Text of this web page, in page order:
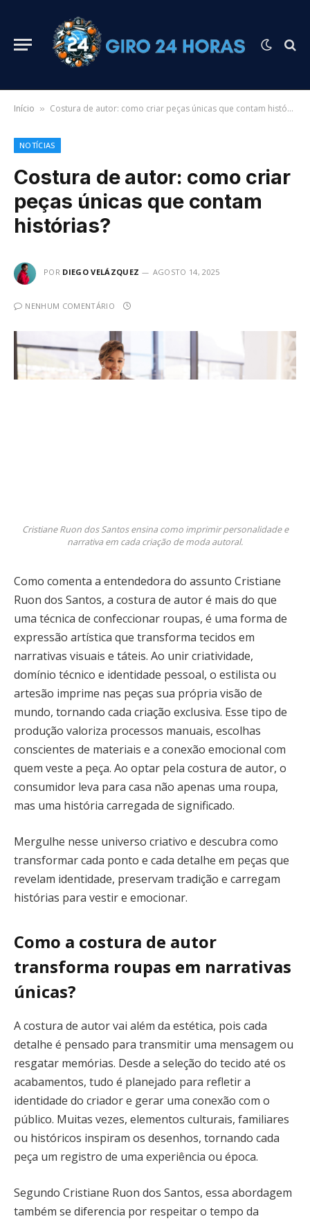
Início » Costura de autor: como criar peças únicas que contam histórias?
NOTÍCIAS
Costura de autor: como criar
peças únicas que contam
histórias?
POR DIEGO VELÁZQUEZ AGOSTO 14, 2025
NENHUM COMENTÁRIO
Cristiane Ruon dos Santos ensina como imprimir personalidade e
narrativa em cada criação de moda autoral.
Como comenta a entendedora do assunto Cristiane
Ruon dos Santos, a costura de autor é mais do que
uma técnica de confeccionar roupas, é uma forma de
expressão artística que transforma tecidos em
narrativas visuais e táteis. Ao unir criatividade,
domínio técnico e identidade pessoal, o estilista ou
artesão imprime nas peças sua própria visão de
mundo, tornando cada criação exclusiva. Esse tipo de
produção valoriza processos manuais, escolhas
conscientes de materiais e a conexão emocional com
quem veste a peça. Ao optar pela costura de autor, o
consumidor leva para casa não apenas uma roupa,
mas uma história carregada de significado.
Mergulhe nesse universo criativo e descubra como
transformar cada ponto e cada detalhe em peças que
revelam identidade, preservam tradição e carregam
histórias para vestir e emocionar.
Como a costura de autor
transforma roupas em narrativas
únicas?
A costura de autor vai além da estética, pois cada
detalhe é pensado para transmitir uma mensagem ou
resgatar memórias. Desde a seleção do tecido até os
acabamentos, tudo é planejado para refletir a
identidade do criador e gerar uma conexão com o
público. Muitas vezes, elementos culturais, familiares
ou históricos inspiram os desenhos, tornando cada
peça um registro de uma experiência ou época.
Segundo Cristiane Ruon dos Santos, essa abordagem
também se diferencia por respeitar o tempo da